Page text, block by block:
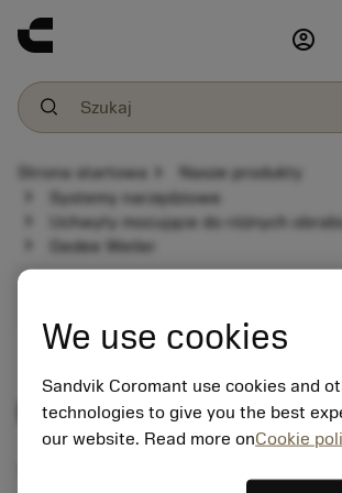
account_circle
Strona startowa chevron_right Nasze produkty
Systemy narzędziowe
chevron_right Uchwyty mocujące do różnych
chevron_right Gedee Weiler
Gedee Weiler
We use cookies
Sandvik Coromant use cookies and
technologies to give you the best
our website. Read more onCookie